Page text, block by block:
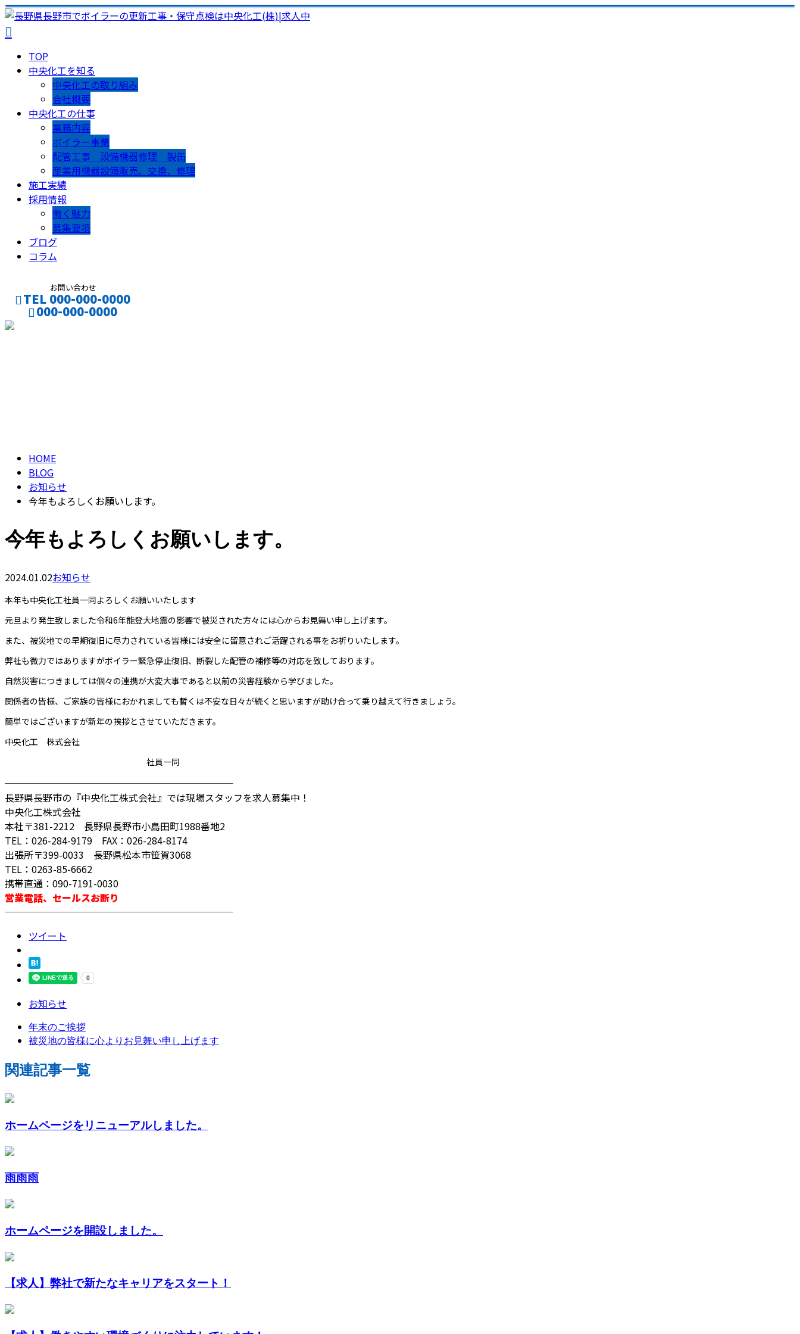
TOP
中央化工を知る
中央化工の取り組み
会社概要
中央化工の仕事
業務内容
ボイラー事業
配管工事 設備機器修理 製缶
産業用機器設備販売、交換、修理
施工実績
採用情報
働く魅力
募集要項
ブログ
コラム
お問い合わせ
TEL 000-000-0000
000-000-0000
HOME
BLOG
お知らせ
今年もよろしくお願いします。
今年もよろしくお願いします。
2024.01.02お知らせ
本年も中央化工社員一同よろしくお願いいたします
元旦より発生致しました令和6年能登大地震の影響で被災された方々には心からお見舞い申し上げます。
また、被災地での早期復旧に尽力されている皆様には安全に留意されご活躍される事をお祈りいたします。
弊社も微力ではありますがボイラー緊急停止復旧、断裂した配管の補修等の対応を致しております。
自然災害につきましては個々の連携が大変大事であると以前の災害経験から学びました。
関係者の皆様、ご家族の皆様におかれましても暫くは不安な日々が続くと思いますが助け合って乗り越えて行きましょう。
簡単ではございますが新年の挨拶とさせていただきます。
中央化工 株式会社
社員一同
────────────────────────
長野県長野市の『中央化工株式会社』では現場スタッフを求人募集中！
中央化工株式会社
本社〒381-2212 長野県長野市小島田町1988番地2
TEL：026-284-9179 FAX：026-284-8174
出張所〒399-0033 長野県松本市笹賀3068
TEL：0263-85-6662
携帯直通：090-7191-0030
営業電話、セールスお断り
────────────────────────
ツイート
お知らせ
年末のご挨拶
被災地の皆様に心よりお見舞い申し上げます
関連記事一覧
ホームページをリニューアルしました。
雨雨雨
ホームページを開設しました。
【求人】弊社で新たなキャリアをスタート！